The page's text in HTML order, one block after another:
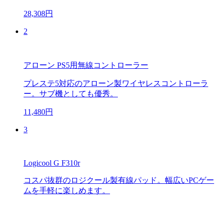
28,308円
2
アローン PS5用無線コントローラー
プレステ5対応のアローン製ワイヤレスコントローラ
ー。サブ機としても優秀。
11,480円
3
Logicool G F310r
コスパ抜群のロジクール製有線パッド。幅広いPCゲー
ムを手軽に楽しめます。